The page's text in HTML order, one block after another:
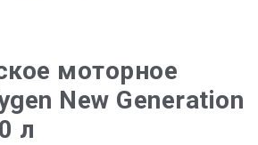
моторное
New Generation
л